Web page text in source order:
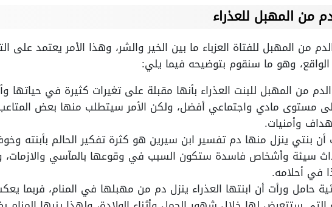
من المهبل للعذراء
من المهبل للفتاة العزباء ما بين الخير والشر، وهذا الأمر يعتمد على
وهو ما سنقوم بتوضيحه فيما يلي:
من المهبل للبنت العذراء بأنها مقبلة على تغيرات كثيرة في
مستوى مادي واجتماعي أفضل، ولكن الأمر سيتطلب منها بعض
وأمنيات.
بنتي ينزل منها دم تفسير ابن سيرين هو كثرة تفكير الحالم بأبنته
سيئة وأشخاص فاسدة ستكون السبب في وقوعها بالمآسي
في أحلامه.
حامل ورأت أن ابنتها العذراء ينزل دم من مهبلها في المنام، فربما